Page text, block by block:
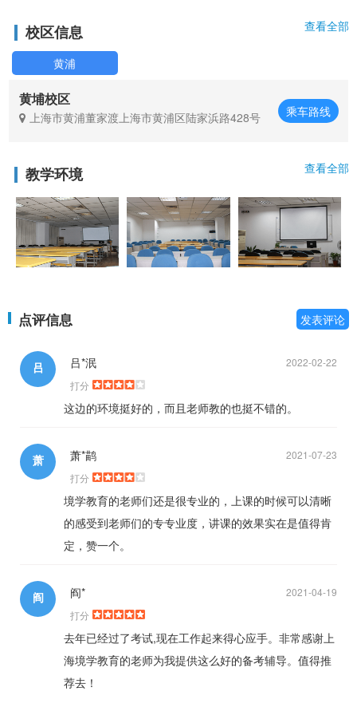
校区信息 查看全部
黄浦
黄埔校区
上海市黄浦董家渡上海市黄浦区陆家浜路428号 乘车路线
教学环境 查看全部
点评信息 发表评论
吕 2022-02-22
吕*泯
打分
这边的环境挺好的，而且老师教的也挺不错的。
萧 2021-07-23
萧*鹋
打分
境学教育的老师们还是很专业的，上课的时候可以清晰
的感受到老师们的专专业度，讲课的效果实在是值得肯
定，赞一个。
阎 2021-04-19
阎*
打分
去年已经过了考试,现在工作起来得心应手。非常感谢上
海境学教育的老师为我提供这么好的备考辅导。值得推
荐去！